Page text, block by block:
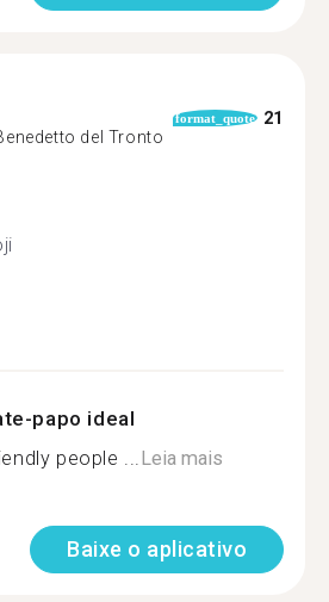
del Tronto
format_quote 21
papo ideal
people ...Leia mais
Baixe o aplicativo